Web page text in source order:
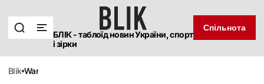
БЛІК - таблоїд новин України, спорт
і зірки
Спільнота
blik war